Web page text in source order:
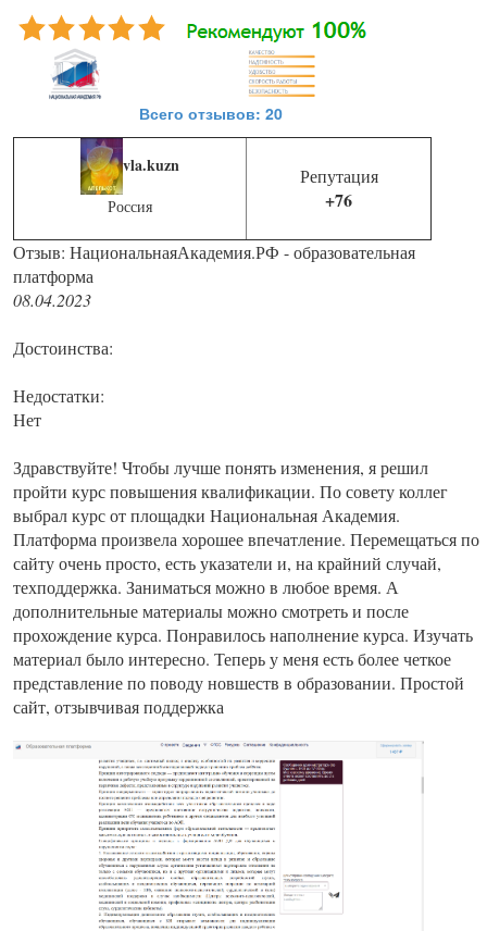
Всего отзывов: 20
vla.kuzn
Россия
Репутация
+76
Отзыв: НациональнаяАкадемия.РФ - образовательная
платформа
08.04.2023
Достоинства:
Недостатки:
Нет
Здравствуйте! Чтобы лучше понять изменения, я решил
пройти курс повышения квалификации. По совету коллег
выбрал курс от площадки Национальная Академия.
Платформа произвела хорошее впечатление. Перемещаться по
сайту очень просто, есть указатели и, на крайний случай,
техподдержка. Заниматься можно в любое время. А
дополнительные материалы можно смотреть и после
прохождение курса. Понравилось наполнение курса. Изучать
материал было интересно. Теперь у меня есть более четкое
представление по поводу новшеств в образовании. Простой
сайт, отзывчивая поддержка